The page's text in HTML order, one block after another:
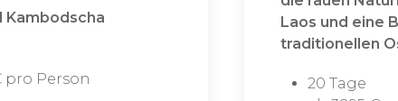
Kambodscha
pro Person
Laos und eine
traditionellen
20 Tage